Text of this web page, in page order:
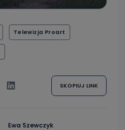
Telewizja Proart
SKOPIUJ LINK
Ewa Szewczyk